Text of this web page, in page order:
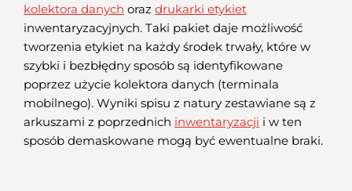
kolektora danych oraz drukarki etykiet
inwentaryzacyjnych. Taki pakiet daje możliwość
tworzenia etykiet na każdy środek trwały, które w
szybki i bezbłędny sposób są identyfikowane
poprzez użycie kolektora danych (terminala
mobilnego). Wyniki spisu z natury zestawiane są z
arkuszami z poprzednich inwentaryzacji i w ten
sposób demaskowane mogą być ewentualne braki.